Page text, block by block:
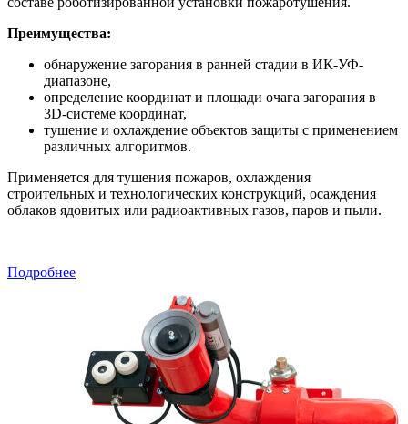
Преимущества:
обнаружение загорания в ранней стадии в ИК-УФ-
диапазоне,
определение координат и площади очага загорания в
3D-системе координат,
тушение и охлаждение объектов защиты с применением
различных алгоритмов.
Применяется для тушения пожаров, охлаждения
строительных и технологических конструкций, осаждения
облаков ядовитых или радиоактивных газов, паров и пыли.
Подробнее